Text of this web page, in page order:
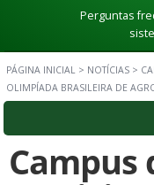
Perguntas
PÁGINA INICIAL > NOTÍCIAS >
OLIMPÍADA BRASILEIRA DE
Campus